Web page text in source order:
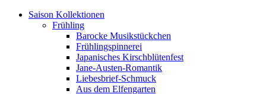
Saison Kollektionen
Frühling
Barocke Musikstückchen
Frühlingspinnerei
Japanisches Kirschblütenfest
Jane-Austen-Romantik
Liebesbrief-Schmuck
Aus dem Elfengarten